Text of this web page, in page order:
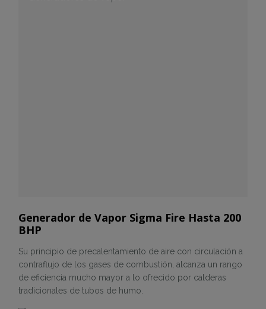
Generador de Vapor Sigma Fire Hasta 200
BHP
Su principio de precalentamiento de aire con circulación a
contraflujo de los gases de combustión, alcanza un rango
de eficiencia mucho mayor a lo ofrecido por calderas
tradicionales de tubos de humo.